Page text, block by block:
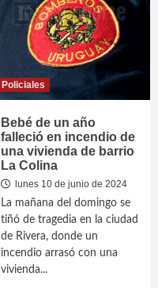
Policiales
Bebé de un año
falleció en incendio de
una vivienda de barrio
La Colina
lunes 10 de junio de 2024
La mañana del domingo se
tiñó de tragedia en la ciudad
de Rivera, donde un
incendio arrasó con una
vivienda...